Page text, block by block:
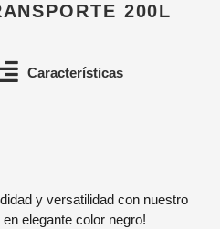
200L
Características
y versatilidad con nuestro
elegante color negro!